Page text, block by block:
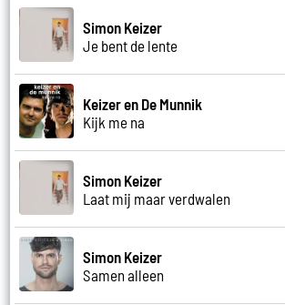
Simon Keizer
Je bent de lente
Keizer en De Munnik
Kijk me na
Simon Keizer
Laat mij maar verdwalen
Simon Keizer
Samen alleen